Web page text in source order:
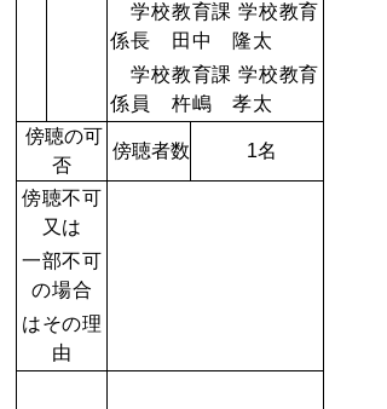
学校教育課 学校教育
係長 田中 隆太
学校教育課 学校教育
係員 杵嶋 孝太
傍聴の可
否
傍聴者数 1名
傍聴不可
又は
一部不可
の場合
はその理
由